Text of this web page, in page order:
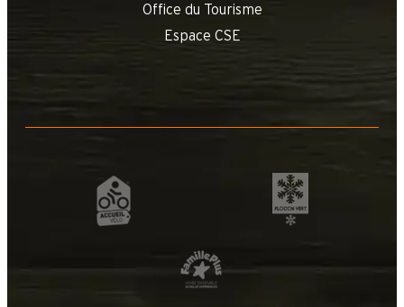
OpenStreetMap
Satellite
©OpenStreetMap
Office du Tourisme
Espace CSE